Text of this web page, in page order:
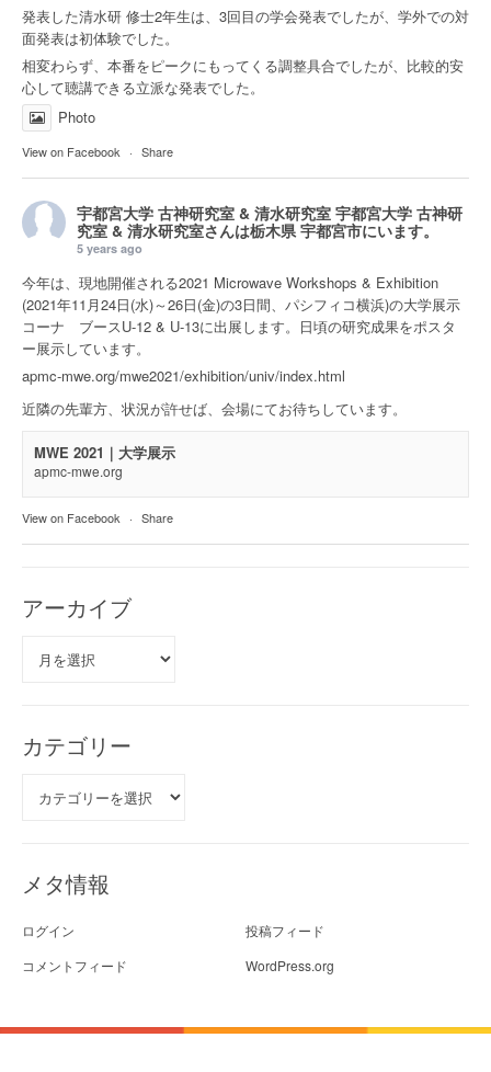
発表した清水研 修士2年生は、3回目の学会発表でしたが、学外での対
面発表は初体験でした。
相変わらず、本番をピークにもってくる調整具合でしたが、比較的安
心して聴講できる立派な発表でした。
Photo
View on Facebook · Share
宇都宮大学 古神研究室 & 清水研究室 宇都宮大学 古神研
究室 & 清水研究室さんは栃木県 宇都宮市にいます。
5 years ago
今年は、現地開催される2021 Microwave Workshops & Exhibition
(2021年11月24日(水)～26日(金)の3日間、パシフィコ横浜)の大学展示
コーナ ブースU-12 & U-13に出展します。日頃の研究成果をポスタ
ー展示しています。
apmc-mwe.org/mwe2021/exhibition/univ/index.html
近隣の先輩方、状況が許せば、会場にてお待ちしています。
MWE 2021｜大学展示
apmc-mwe.org
View on Facebook · Share
アーカイブ
カテゴリー
メタ情報
ログイン
投稿フィード
コメントフィード
WordPress.org